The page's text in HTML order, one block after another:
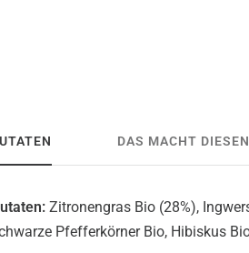
DAS MACHT
Zitronengras Bio (28%),
Pfefferkörner Bio, Hibiskus